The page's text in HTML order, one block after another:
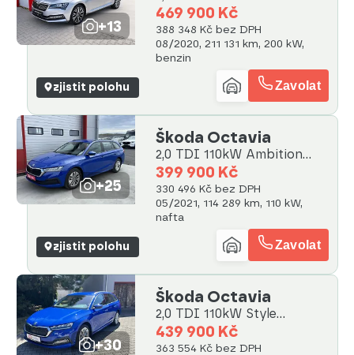
+13
LED
469 900 Kč
388 348 Kč bez DPH
08/2020, 211 131 km, 200 kW,
benzin
zjistit polohu Zavolat
+25
Škoda Octavia
2,0 TDI 110kW Ambition
Combi
399 900 Kč
330 496 Kč bez DPH
05/2021, 114 289 km, 110 kW,
nafta
zjistit polohu Zavolat
+30
Škoda Octavia
2,0 TDI 110kW Style
webasto
439 900 Kč
363 554 Kč bez DPH